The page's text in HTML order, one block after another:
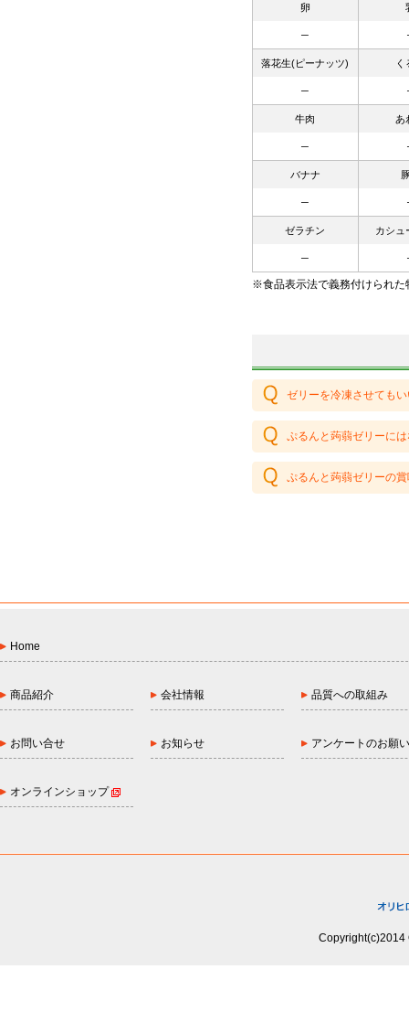
卵
─
落花生(ピーナッツ) く
─
牛肉 あ
─
バナナ
─
ゼラチン カシュ
─
※食品表示法で義務付けられた
ゼリーを冷凍させても
ぷるんと蒟蒻ゼリーに
ぷるんと蒟蒻ゼリーの
Home
商品紹介 会社情報 品質への取組み
お問い合せ お知らせ アンケートのお願い
オンラインショップ
Copyright(c)2014